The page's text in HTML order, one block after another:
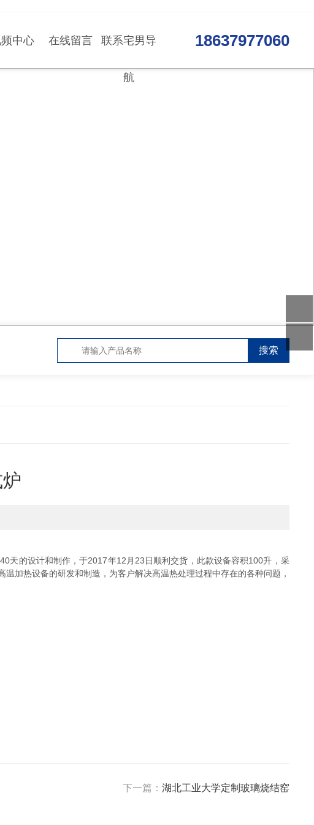
中心 在线留言 联系宅男导
航
18637977060
设计和制作，于2017年12月23日顺利交货，此款设备容积100升，采
加热设备的研发和制造，为客户解决高温热处理过程中存在的各种问题，
下一篇： 湖北工业大学定制玻璃烧结窑